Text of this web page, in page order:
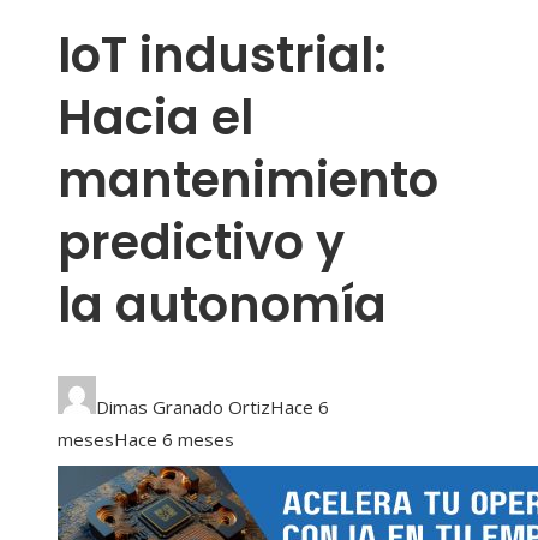
IoT industrial:
Hacia el
mantenimiento
predictivo y
la autonomía
Dimas Granado OrtizHace 6
mesesHace 6 meses